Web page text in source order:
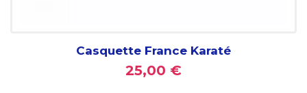
Casquette France Karaté
25,00 €